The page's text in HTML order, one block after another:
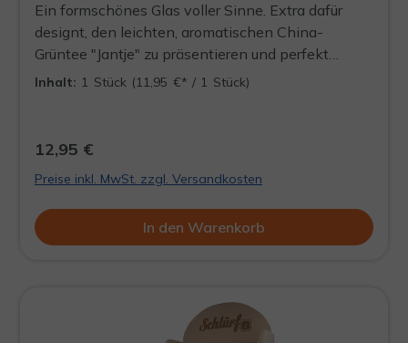
Ein formschönes Glas voller Sinne. Extra dafür
designt, den leichten, aromatischen China-
Grüntee "Jantje" zu präsentieren und perfekt
aufzubewahren. Stets ein Blickfang und die Quelle
LEER AUSGELIEFERT
Inhalt: 1 Stück (11,95 €* / 1 Stück)
12,95 €
Preise inkl. MwSt. zzgl. Versandkosten
In den Warenkorb